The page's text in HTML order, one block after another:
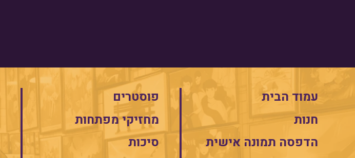
עמוד הבית
חנות
הדפסה תמונה אישית
פוסטרים
מחזיקי מפתחות
סיכות